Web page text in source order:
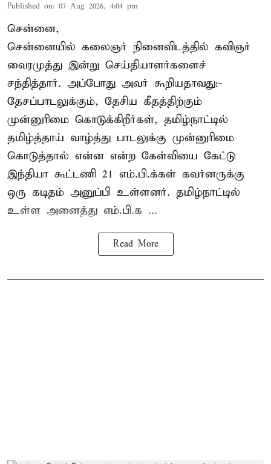
Published on: 07 Aug 2026, 4:04 pm
சென்னை,
சென்னையில் கலைஞர் நினைவிடத்தில் கவிஞர்
வைரமுத்து இன்று செய்தியாளர்களைச்
சந்தித்தார். அப்போது அவர் கூறியதாவது:-
தேசப்பாடலுக்கும், தேசிய கீதத்திற்கும்
முன்னுரிமை கொடுக்கிறீர்கள், தமிழ்நாட்டில்
தமிழ்த்தாய் வாழ்த்து பாடலுக்கு முன்னுரிமை
கொடுத்தால் என்ன என்ற கேள்வியை கேட்டு
இந்தியா கூட்டணி 21 எம்.பி.க்கள் கவர்னருக்கு
ஒரு கடிதம் அனுப்பி உள்ளனர். தமிழ்நாட்டில்
உள்ள அனைத்து எம்.பி.க ...
Read More